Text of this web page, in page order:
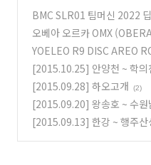
BMC SLR01 팀머신 2022
오베아 오르카 OMX
YOELEO R9 DISC AREO
[2015.10.25] 안양천 ~ 학의
(0)
[2015.09.28] 하오고개 (2)
[2015.09.20] 왕송호 ~ 수원
[2015.09.13] 한강 ~ 행주산